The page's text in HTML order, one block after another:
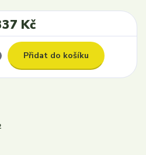
Kč
Přidat do košíku